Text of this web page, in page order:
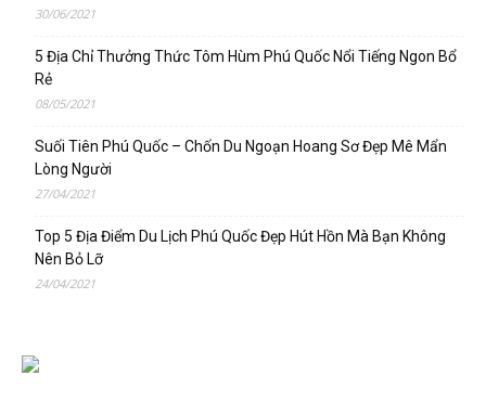
30/06/2021
5 Địa Chỉ Thưởng Thức Tôm Hùm Phú Quốc Nổi Tiếng Ngon Bổ
Rẻ
08/05/2021
Suối Tiên Phú Quốc – Chốn Du Ngoạn Hoang Sơ Đẹp Mê Mẩn
Lòng Người
27/04/2021
Top 5 Địa Điểm Du Lịch Phú Quốc Đẹp Hút Hồn Mà Bạn Không
Nên Bỏ Lỡ
24/04/2021